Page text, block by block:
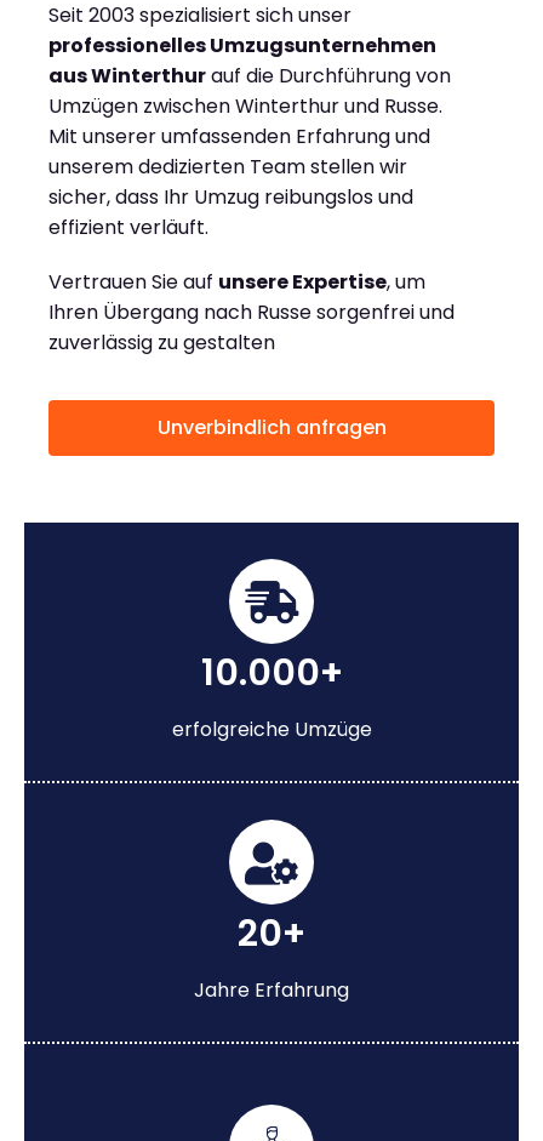
Seit 2003 spezialisiert sich unser
professionelles Umzugsunternehmen
aus Winterthurauf die Durchführung von
Umzügen zwischen Winterthur und Russe.
Mit unserer umfassenden Erfahrung und
unserem dedizierten Team stellen wir
sicher, dass Ihr Umzug reibungslos und
effizient verläuft.
Vertrauen Sie auf unsere Expertise, um
Ihren Übergang nach Russe sorgenfrei und
zuverlässig zu gestalten
Unverbindlich anfragen
10.000+
erfolgreiche Umzüge
20+
Jahre Erfahrung